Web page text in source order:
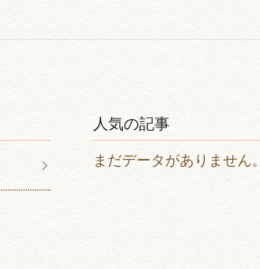
人気の記事
まだデータがありません。